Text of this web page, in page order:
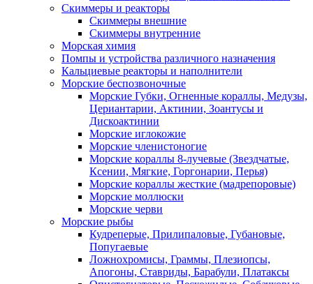
Скиммеры и реакторы
Скиммеры внешние
Скиммеры внутренние
Морская химия
Помпы и устройства различного назначения
Кальциевые реакторы и наполнители
Морские беспозвоночные
Морские Губки, Огненные кораллы, Медузы,
Цериантарии, Актинии, Зоантусы и
Дискоактинии
Морские иглокожие
Морские членистоногие
Морские кораллы 8-лучевые (Звездчатые,
Ксении, Мягкие, Горгонарии, Перья)
Морские кораллы жесткие (мадрепоровые)
Морские моллюски
Морские черви
Морские рыбы
Кудреперые, Прилипаловые, Губановые,
Попугаевые
Ложнохромисы, Граммы, Плезиопсы,
Апогоны, Ставриды, Барабули, Платаксы